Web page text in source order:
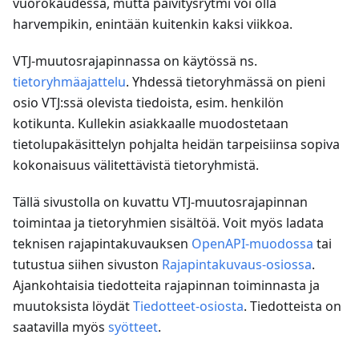
harvempikin, enintään kuitenkin kaksi viikkoa.
VTJ-muutosrajapinnassa on käytössä ns.
tietoryhmäajattelu. Yhdessä tietoryhmässä on pieni
osio VTJ:ssä olevista tiedoista, esim. henkilön
kotikunta. Kullekin asiakkaalle muodostetaan
tietolupakäsittelyn pohjalta heidän tarpeisiinsa sopiva
kokonaisuus välitettävistä tietoryhmistä.
Tällä sivustolla on kuvattu VTJ-muutosrajapinnan
toimintaa ja tietoryhmien sisältöä. Voit myös ladata
teknisen rajapintakuvauksen OpenAPI-muodossa tai
tutustua siihen sivuston Rajapintakuvaus-osiossa.
Ajankohtaisia tiedotteita rajapinnan toiminnasta ja
muutoksista löydätTiedotteet-osiosta. Tiedotteista on
saatavilla myös syötteet.